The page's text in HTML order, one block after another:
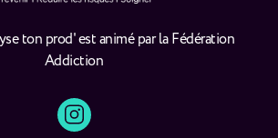
ton prod' est animé par la Fédération
Addiction